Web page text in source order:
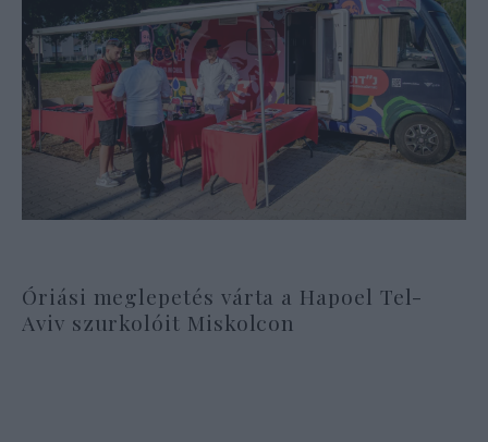
Óriási meglepetés várta a Hapoel Tel-
Aviv szurkolóit Miskolcon